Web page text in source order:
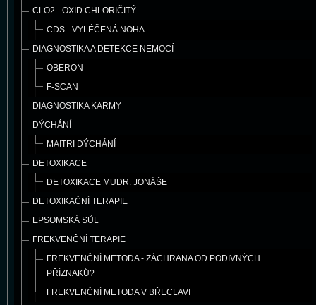
CLO2 - OXID CHLORIČITÝ
CDS - VYLÉČENÁ NOHA
DIAGNOSTIKA A DETEKCE NEMOCÍ
OBERON
F-SCAN
DIAGNOSTIKA KARMY
DÝCHÁNÍ
MAITRI DÝCHÁNÍ
DETOXIKACE
DETOXIKACE MUDR. JONÁŠE
DETOXIKAČNÍ TERAPIE
EPSOMSKÁ SŮL
FREKVENČNÍ TERAPIE
FREKVENČNÍ METODA - ZÁCHRANA OD PODIVNÝCH
PŘÍZNAKŮ?
FREKVENČNÍ METODA V BŘECLAVI